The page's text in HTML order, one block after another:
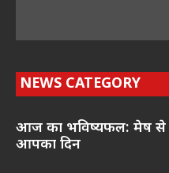
NEWS CATEGORY
आज का भविष्यफल: मेष से
आपका दिन